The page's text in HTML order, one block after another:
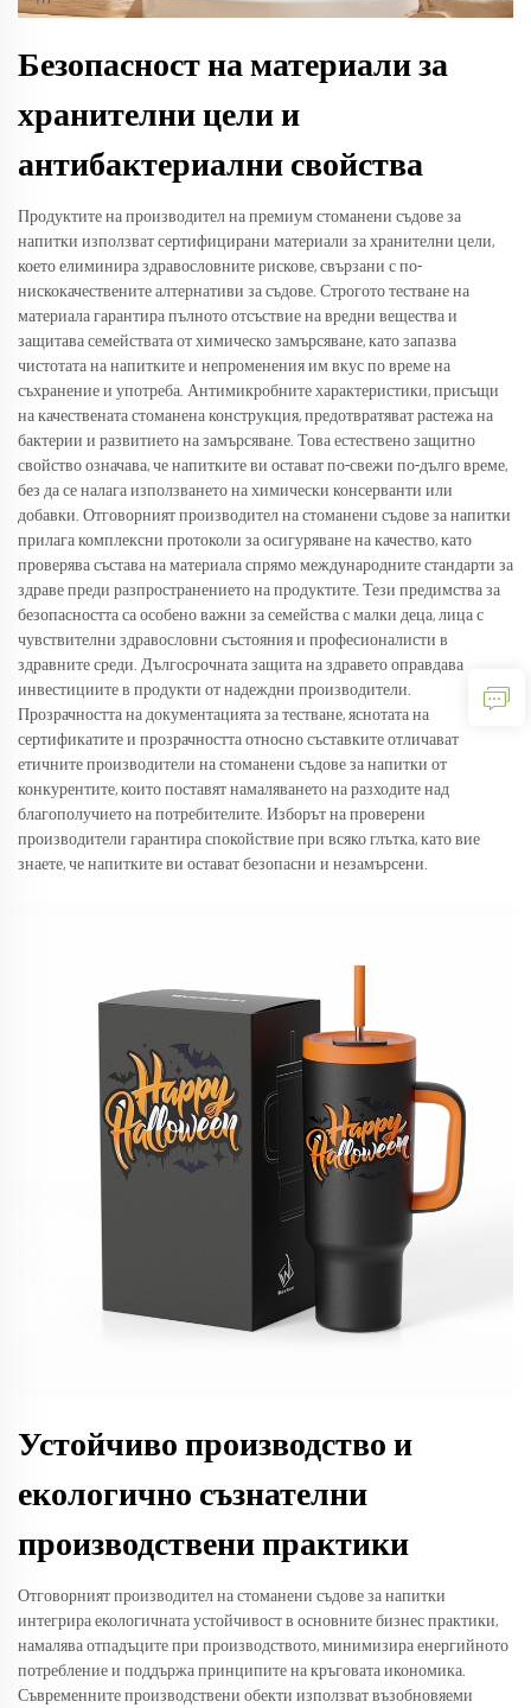
Безопасност на материали за
хранителни цели и
антибактериални свойства
Продуктите на производител на премиум стоманени съдове за
напитки използват сертифицирани материали за хранителни цели,
което елиминира здравословните рискове, свързани с по-
нискокачествените алтернативи за съдове. Строгото тестване на
материала гарантира пълното отсъствие на вредни вещества и
защитава семействата от химическо замърсяване, като запазва
чистотата на напитките и непроменения им вкус по време на
съхранение и употреба. Антимикробните характеристики, присъщи
на качествената стоманена конструкция, предотвратяват растежа на
бактерии и развитието на замърсяване. Това естествено защитно
свойство означава, че напитките ви остават по-свежи по-дълго време,
без да се налага използването на химически консерванти или
добавки. Отговорният производител на стоманени съдове за напитки
прилага комплексни протоколи за осигуряване на качество, като
проверява състава на материала спрямо международните стандарти за
здраве преди разпространението на продуктите. Тези предимства за
безопасността са особено важни за семейства с малки деца, лица с
чувствителни здравословни състояния и професионалисти в
здравните среди. Дългосрочната защита на здравето оправдава
инвестициите в продукти от надеждни производители.
Прозрачността на документацията за тестване, яснотата на
сертификатите и прозрачността относно съставките отличават
етичните производители на стоманени съдове за напитки от
конкурентите, които поставят намаляването на разходите над
благополучието на потребителите. Изборът на проверени
производители гарантира спокойствие при всяко глътка, като вие
знаете, че напитките ви остават безопасни и незамърсени.
Устойчиво производство и
екологично съзнателни
производствени практики
Отговорният производител на стоманени съдове за напитки
интегрира екологичната устойчивост в основните бизнес практики,
намалява отпадъците при производството, минимизира енергийното
потребление и поддържа принципите на кръговата икономика.
Съвременните производствени обекти използват възобновяеми